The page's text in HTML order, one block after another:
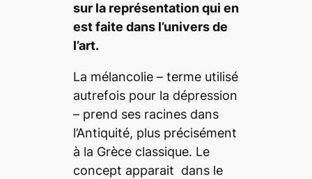
sur la représentation qui en
est faite dans l’univers de
l’art.
La mélancolie – terme utilisé
autrefois pour la dépression
– prend ses racines dans
l’Antiquité, plus précisément
à la Grèce classique. Le
concept apparait dans le